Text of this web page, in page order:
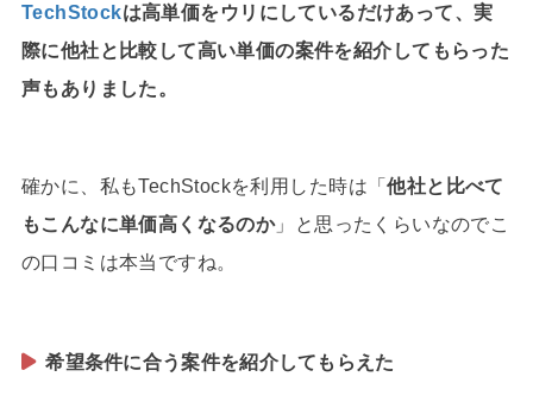
TechStockは高単価をウリにしているだけあって、実
際に他社と比較して高い単価の案件を紹介してもらった
声もありました。
確かに、私もTechStockを利用した時は「他社と比べて
もこんなに単価高くなるのか」と思ったくらいなのでこ
の口コミは本当ですね。
希望条件に合う案件を紹介してもらえた